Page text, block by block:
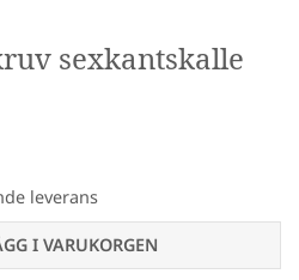
sexkantskalle
leverans
I VARUKORGEN